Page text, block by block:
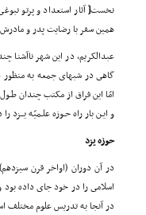
نخست[آثار استعداد و پرتو
همین سفر با رضایت پدر و
عبدالکریم، در این شهر
گاهى در شبهاى جمعه به منظور
امّا این فراق از مکتب چندان
و ایـن بار راه حـوزه علـمیّه
حوزه یزد
در آن دوران (اواخر قرن
اسلامى را در خود جاى داده بود
در آنجا به تدریس علوم مختلف